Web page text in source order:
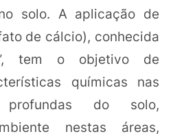
solo. A aplicação de
de cálcio), conhecida
tem o objetivo de
químicas nas
do solo,
nestas áreas,